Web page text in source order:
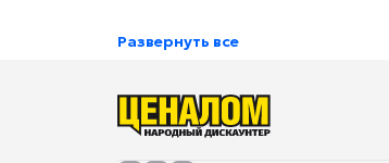
Развернуть все